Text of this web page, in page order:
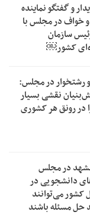
گفتگو نماینده
خواف در مجلس با
سازمان
کشور￼
رشتخوار در مجلس:
نقشی بسیار
در رونق هر کشوری
در مجلس
دانشجویی در
کشور می‌توانند
حل مسئله باشند